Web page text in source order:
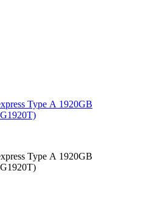
Type А 1920GB
Type А 1920GB